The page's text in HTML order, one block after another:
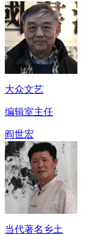
大众文艺
编辑室主任
阎世宏
当代著名乡土